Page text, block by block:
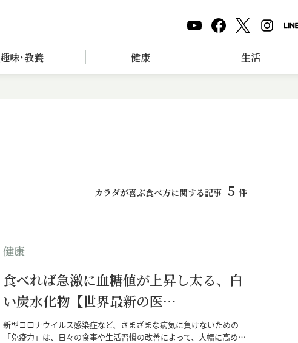
趣味･教養 健康 生活
カラダが喜ぶ食べ方に関する記事 5 件
健康
食べれば急激に血糖値が上昇し太る、白
い炭水化物【世界最新の医…
新型コロナウイルス感染症など、さまざまな病気に負けないための
「免疫力」は、日々の食事や生活習慣の改善によって、大幅に高め…